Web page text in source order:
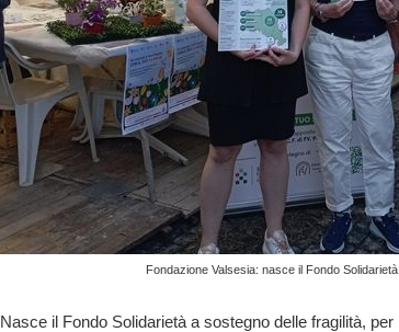
Fondazione Valsesia: nasce il Fondo
Nasce il Fondo Solidarietà a sostegno delle fragilità,